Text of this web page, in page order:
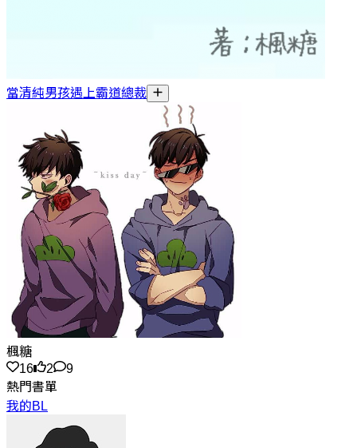
當清純男孩遇上霸道總裁
楓糖
16
2
9
熱門書單
我的BL